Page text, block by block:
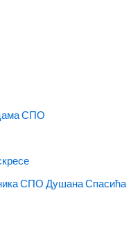
СПО
СПО Душана Спасића